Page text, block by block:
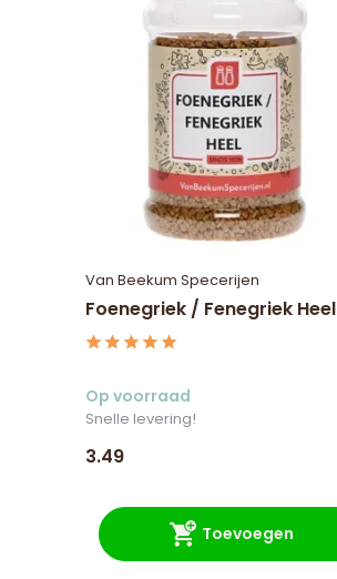
Van Beekum Specerijen
Foenegriek / Fenegriek Heel
Op voorraad
Snelle levering!
3.49
Toevoegen